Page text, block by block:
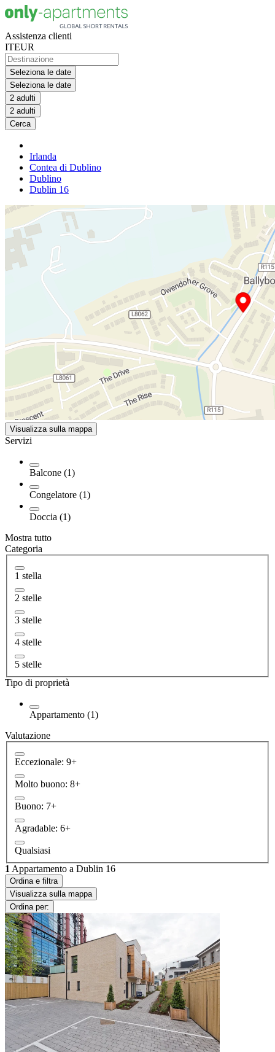
Assistenza clienti
ITEUR
Seleziona le date
Seleziona le date
2 adulti
2 adulti
Cerca
Irlanda
Contea di Dublino
Dublino
Dublin 16
Visualizza sulla mappa
Servizi
Balcone (1)
Congelatore (1)
Doccia (1)
Mostra tutto
Categoria
1 stella
2 stelle
3 stelle
4 stelle
5 stelle
Tipo di proprietà
Appartamento (1)
Valutazione
Eccezionale: 9+
Molto buono: 8+
Buono: 7+
Agradable: 6+
Qualsiasi
1 Appartamento a Dublin 16
Ordina e filtra
Visualizza sulla mappa
Ordina per: